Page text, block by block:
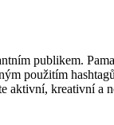
publikem.
použitím
kreativní a